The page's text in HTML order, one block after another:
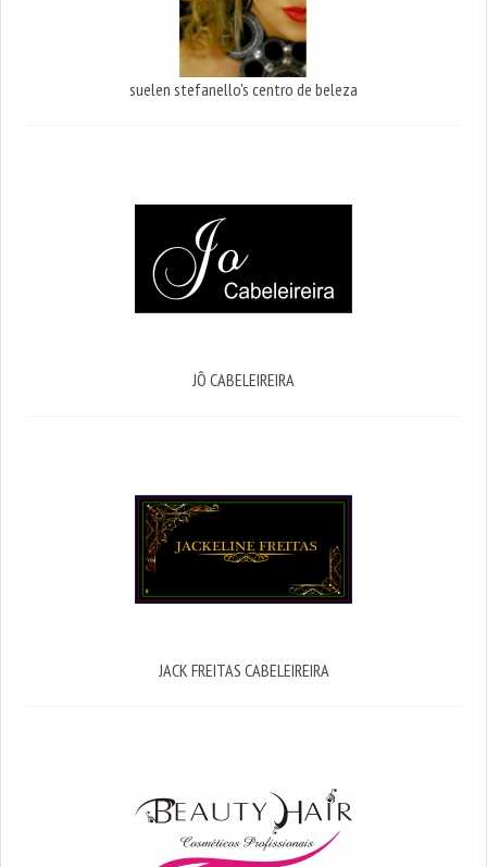
suelen stefanello's centro de beleza
JÔ CABELEIREIRA
JACK FREITAS CABELEIREIRA